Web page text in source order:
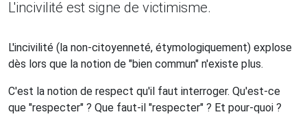
L'incivilité est signe de victimisme.
L'incivilité (la non-citoyenneté, étymologiquement) explose
dès lors que la notion de "bien commun" n'existe plus.
C'est la notion de respect qu'il faut interroger. Qu'est-ce
que "respecter" ? Que faut-il "respecter" ? Et pour-quoi ?